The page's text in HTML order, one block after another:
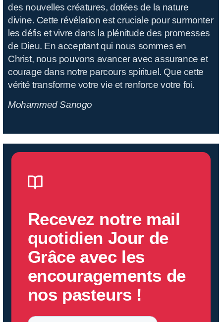
des nouvelles créatures, dotées de la nature
divine. Cette révélation est cruciale pour surmonter
les défis et vivre dans la plénitude des promesses
de Dieu. En acceptant qui nous sommes en
Christ, nous pouvons avancer avec assurance et
courage dans notre parcours spirituel. Que cette
vérité transforme votre vie et renforce votre foi.
Mohammed Sanogo
Recevez notre mail
quotidien Jour de
Grâceavec les
encouragements de
nos pasteurs !